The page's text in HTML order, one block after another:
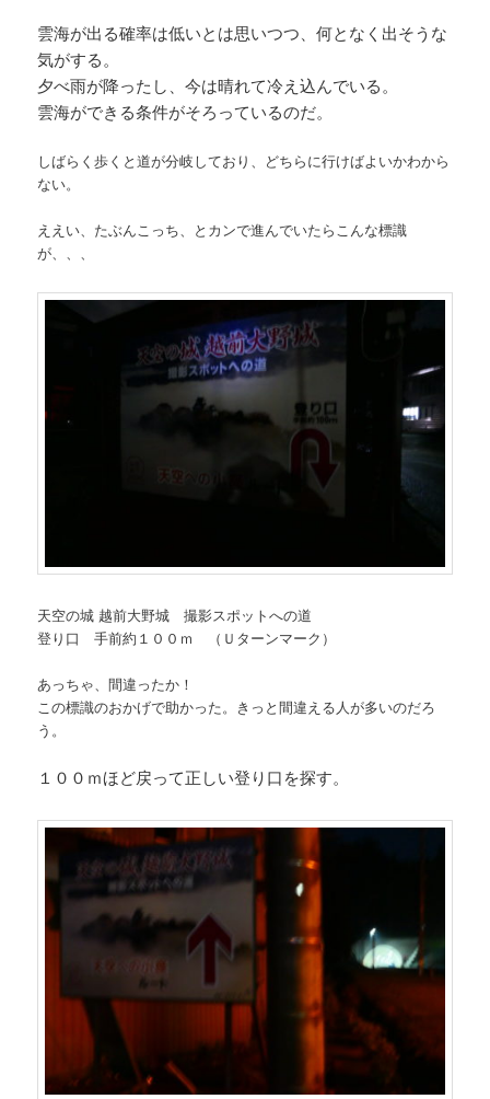
雲海が出る確率は低いとは思いつつ、何となく出そうな
気がする。
夕べ雨が降ったし、今は晴れて冷え込んでいる。
雲海ができる条件がそろっているのだ。
しばらく歩くと道が分岐しており、どちらに行けばよいかわから
ない。
ええい、たぶんこっち、とカンで進んでいたらこんな標識
が、、、
天空の城 越前大野城 撮影スポットへの道
登り口 手前約１００ｍ （Ｕターンマーク）
あっちゃ、間違ったか！
この標識のおかげで助かった。きっと間違える人が多いのだろ
う。
１００ｍほど戻って正しい登り口を探す。